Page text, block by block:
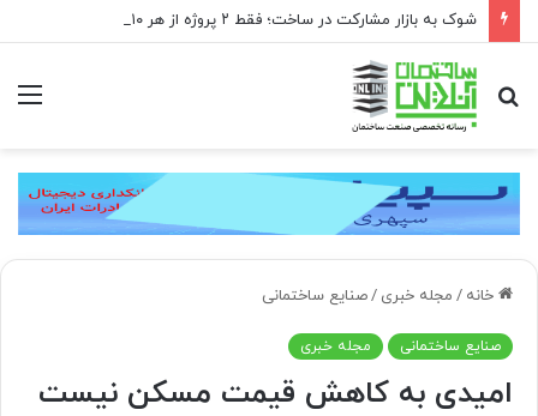
جستجو
برای
خانه / مجله خبری /صنایع ساختمانی
صنایع ساختمانی مجله خبری
امیدی به کاهش قیمت مسکن نیست